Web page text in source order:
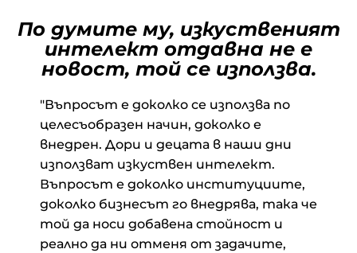
По думите му, изкуственият
интелект отдавна не е
новост, той се използва.
"Въпросът е доколко се използва по
целесъобразен начин, доколко е
внедрен. Дори и децата в наши дни
използват изкуствен интелект.
Въпросът е доколко институциите,
доколко бизнесът го внедрява, така че
той да носи добавена стойност и
реално да ни отменя от задачите,